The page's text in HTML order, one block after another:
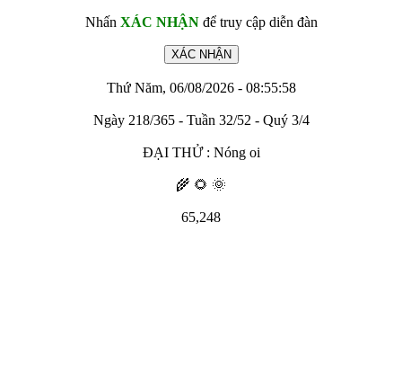
Nhấn XÁC NHẬNđể truy cập diễn đàn
Thứ Năm, 06/08/2026 - 08:55:58
Ngày 218/365 - Tuần 32/52 - Quý 3/4
ĐẠI THỬ : Nóng oi
🌾 🌻 🌞
65,248